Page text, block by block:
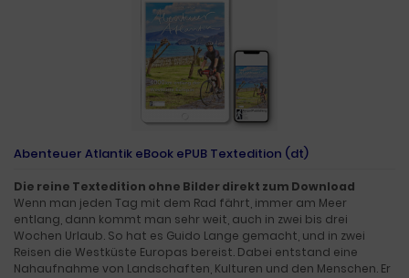
Abenteuer Atlantik eBook ePUB Textedition (dt)
Die reine Textedition ohne Bilder direkt zum Download
Wenn man jeden Tag mit dem Rad fährt, immer am Meer
entlang, dann kommt man sehr weit, auch in zwei bis drei
Wochen Urlaub. So hat es Guido Lange gemacht, und in zwei
Reisen die Westküste Europas bereist. Dabei entstand eine
Nahaufnahme von Landschaften, Kulturen und den Menschen. Er